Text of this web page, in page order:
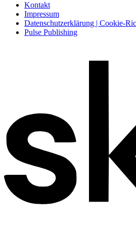
Kontakt
Impressum
Datenschutzerklärung | Cookie-
Pulse Publishing